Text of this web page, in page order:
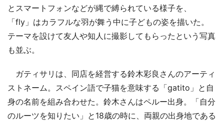
とスマートフォンなどが縄で縛られている様子を、
「fly」はカラフルな羽が舞う中に子どもの姿を描いた。
テーマを設けて友人や知人に撮影してもらったという写真
も並ぶ。
ガティサリは、同店を経営する鈴木彩良さんのアーティ
ストネーム。スペイン語で子猫を意味する「gatito」と自
身の名前を組み合わせた。鈴木さんはペルー出身。「自分
のルーツを知りたい」と18歳の時に、両親の出身地である